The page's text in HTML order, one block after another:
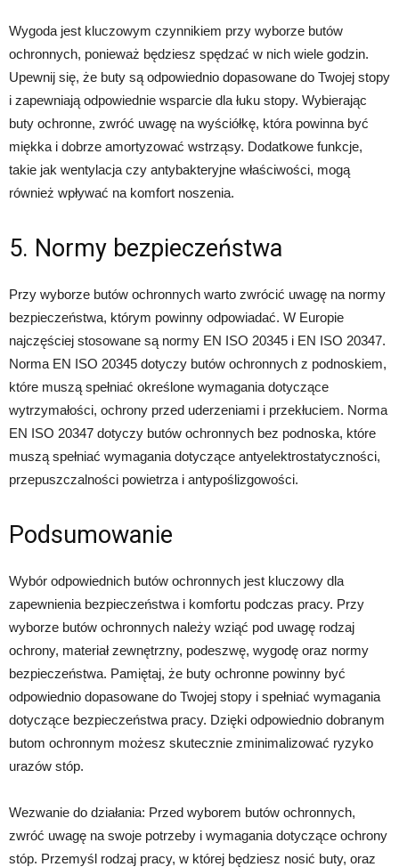
Wygoda jest kluczowym czynnikiem przy wyborze butów
ochronnych, ponieważ będziesz spędzać w nich wiele godzin.
Upewnij się, że buty są odpowiednio dopasowane do Twojej stopy
i zapewniają odpowiednie wsparcie dla łuku stopy. Wybierając
buty ochronne, zwróć uwagę na wyściółkę, która powinna być
miękka i dobrze amortyzować wstrząsy. Dodatkowe funkcje,
takie jak wentylacja czy antybakteryjne właściwości, mogą
również wpływać na komfort noszenia.
5. Normy bezpieczeństwa
Przy wyborze butów ochronnych warto zwrócić uwagę na normy
bezpieczeństwa, którym powinny odpowiadać. W Europie
najczęściej stosowane są normy EN ISO 20345 i EN ISO 20347.
Norma EN ISO 20345 dotyczy butów ochronnych z podnoskiem,
które muszą spełniać określone wymagania dotyczące
wytrzymałości, ochrony przed uderzeniami i przekłuciem. Norma
EN ISO 20347 dotyczy butów ochronnych bez podnoska, które
muszą spełniać wymagania dotyczące antyelektrostatyczności,
przepuszczalności powietrza i antypoślizgowości.
Podsumowanie
Wybór odpowiednich butów ochronnych jest kluczowy dla
zapewnienia bezpieczeństwa i komfortu podczas pracy. Przy
wyborze butów ochronnych należy wziąć pod uwagę rodzaj
ochrony, materiał zewnętrzny, podeszwę, wygodę oraz normy
bezpieczeństwa. Pamiętaj, że buty ochronne powinny być
odpowiednio dopasowane do Twojej stopy i spełniać wymagania
dotyczące bezpieczeństwa pracy. Dzięki odpowiednio dobranym
butom ochronnym możesz skutecznie zminimalizować ryzyko
urazów stóp.
Wezwanie do działania: Przed wyborem butów ochronnych,
zwróć uwagę na swoje potrzeby i wymagania dotyczące ochrony
stóp. Przemyśl rodzaj pracy, w której będziesz nosić buty, oraz